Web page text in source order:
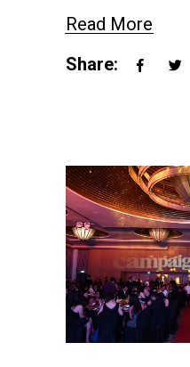
Read More
Share: